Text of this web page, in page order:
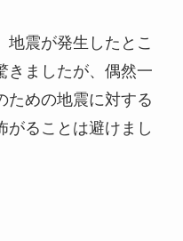
地震が発生したとこ
きましたが、偶然一
ための地震に対する
がることは避けまし